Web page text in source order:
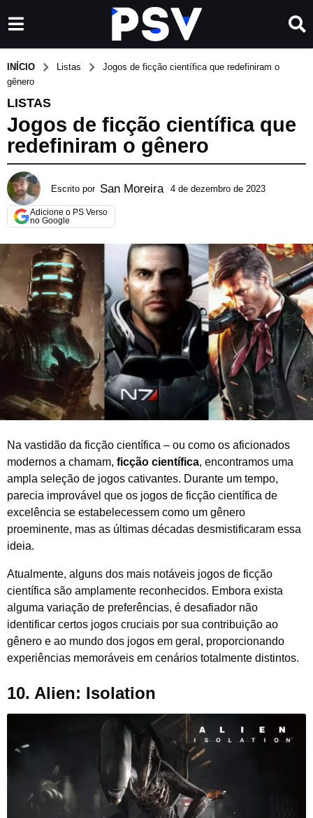
INÍCIO Listas
Jogos de ficção científica que redefiniram o
gênero
LISTAS
Jogos de ficção científica que
redefiniram o gênero
Escrito por San Moreira 4 de dezembro de 2023
j
u
l
h
o
d
e
2
0
2
6
Adicione o PS Verso
no Google
Na vastidão da ficção científica – ou como os aficionados
modernos a chamam, ficção científica, encontramos uma
ampla seleção de jogos cativantes. Durante um tempo,
parecia improvável que os jogos de ficção científica de
excelência se estabelecessem como um gênero
proeminente, mas as últimas décadas desmistificaram essa
ideia.
Atualmente, alguns dos mais notáveis jogos de ficção
científica são amplamente reconhecidos. Embora exista
alguma variação de preferências, é desafiador não
identificar certos jogos cruciais por sua contribuição ao
gênero e ao mundo dos jogos em geral, proporcionando
experiências memoráveis em cenários totalmente distintos.
10. Alien: Isolation